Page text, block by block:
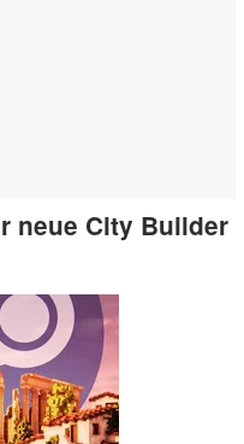
neue City Builder